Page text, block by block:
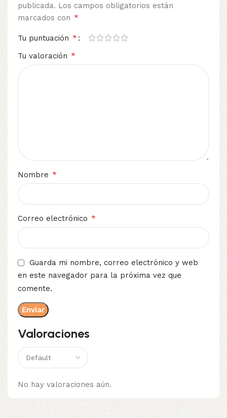
Valoraciones
No hay valoraciones aún.
publicada. Los campos obligatorios están
marcados con *
Tu puntuación *
Tu valoración *
Nombre *
Correo electrónico *
Guarda mi nombre, correo electrónico y web
en este navegador para la próxima vez que
comente.